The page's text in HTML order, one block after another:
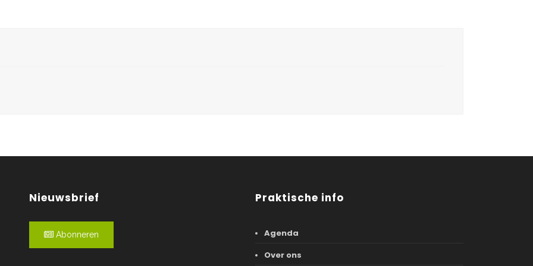
Nieuwsbrief
Abonneren
Praktische info
Agenda
Over ons